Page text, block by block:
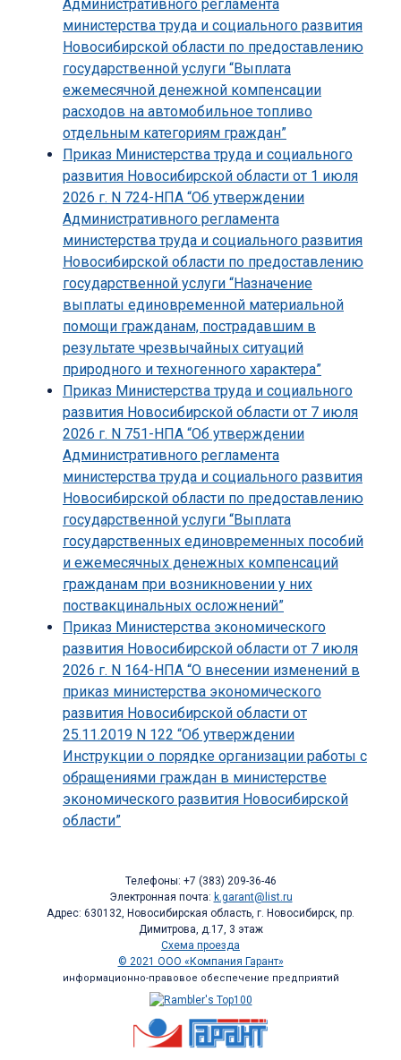
Административного регламента
министерства труда и социального развития
Новосибирской области по предоставлению
государственной услуги “Выплата
ежемесячной денежной компенсации
расходов на автомобильное топливо
отдельным категориям граждан”
Приказ Министерства труда и социального
развития Новосибирской области от 1 июля
2026 г. N 724-НПА “Об утверждении
Административного регламента
министерства труда и социального развития
Новосибирской области по предоставлению
государственной услуги “Назначение
выплаты единовременной материальной
помощи гражданам, пострадавшим в
результате чрезвычайных ситуаций
природного и техногенного характера”
Приказ Министерства труда и социального
развития Новосибирской области от 7 июля
2026 г. N 751-НПА “Об утверждении
Административного регламента
министерства труда и социального развития
Новосибирской области по предоставлению
государственной услуги “Выплата
государственных единовременных пособий
и ежемесячных денежных компенсаций
гражданам при возникновении у них
поствакцинальных осложнений”
Приказ Министерства экономического
развития Новосибирской области от 7 июля
2026 г. N 164-НПА “О внесении изменений в
приказ министерства экономического
развития Новосибирской области от
25.11.2019 N 122 “Об утверждении
Инструкции о порядке организации работы с
обращениями граждан в министерстве
экономического развития Новосибирской
области”
Телефоны: +7 (383) 209-36-46
Электронная почта: k.garant@list.ru
Адрес: 630132, Новосибирская область, г. Новосибирск, пр.
Димитрова, д.17, 3 этаж
Схема проезда
© 2021 ООО «Компания Гарант»
информационно-правовое обеспечение предприятий